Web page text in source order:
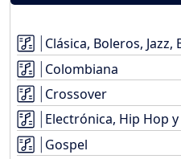
Clásica, Boleros, Jazz,
Colombiana
Crossover
Electrónica, Hip Hop
Gospel